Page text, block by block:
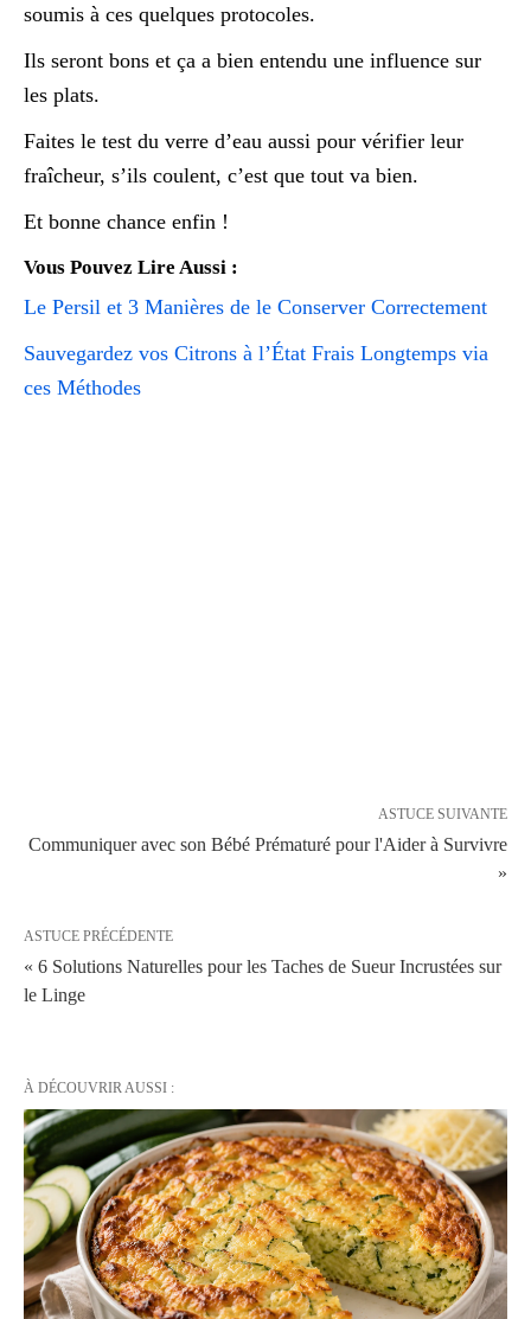
soumis à ces quelques protocoles.
Ils seront bons et ça a bien entendu une influence sur
les plats.
Faites le test du verre d’eau aussi pour vérifier leur
fraîcheur, s’ils coulent, c’est que tout va bien.
Et bonne chance enfin !
Vous Pouvez Lire Aussi :
Le Persil et 3 Manières de le Conserver Correctement
Sauvegardez vos Citrons à l’État Frais Longtemps via
ces Méthodes
ASTUCE SUIVANTE
Communiquer avec son Bébé Prématuré pour l'Aider à Survivre
»
ASTUCE PRÉCÉDENTE
« 6 Solutions Naturelles pour les Taches de Sueur Incrustées sur
le Linge
À DÉCOUVRIR AUSSI :